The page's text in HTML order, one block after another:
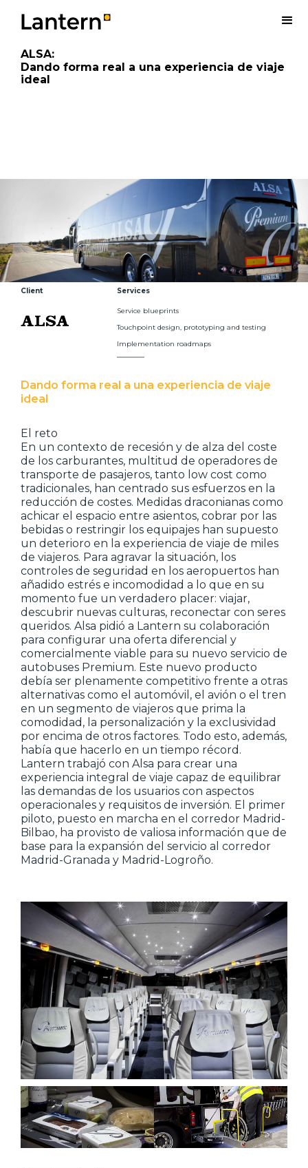
ALSA:
Dando forma real a una experiencia de viaje
ideal
Client Services
Service blueprints
Touchpoint design, prototyping and testing
Implementation roadmaps
Dando forma real a una experiencia de viaje
ideal
El reto
En un contexto de recesión y de alza del coste
de los carburantes, multitud de operadores de
transporte de pasajeros, tanto low cost como
tradicionales, han centrado sus esfuerzos en la
reducción de costes. Medidas draconianas como
achicar el espacio entre asientos, cobrar por las
bebidas o restringir los equipajes han supuesto
un deterioro en la experiencia de viaje de miles
de viajeros. Para agravar la situación, los
controles de seguridad en los aeropuertos han
añadido estrés e incomodidad a lo que en su
momento fue un verdadero placer: viajar,
descubrir nuevas culturas, reconectar con seres
queridos. Alsa pidió a Lantern su colaboración
para configurar una oferta diferencial y
comercialmente viable para su nuevo servicio de
autobuses Premium. Este nuevo producto
debía ser plenamente competitivo frente a otras
alternativas como el automóvil, el avión o el tren
en un segmento de viajeros que prima la
comodidad, la personalización y la exclusividad
por encima de otros factores. Todo esto, además,
había que hacerlo en un tiempo récord.
Lantern trabajó con Alsa para crear una
experiencia integral de viaje capaz de equilibrar
las demandas de los usuarios con aspectos
operacionales y requisitos de inversión. El primer
piloto, puesto en marcha en el corredor Madrid-
Bilbao, ha provisto de valiosa información que de
base para la expansión del servicio al corredor
Madrid-Granada y Madrid-Logroño.